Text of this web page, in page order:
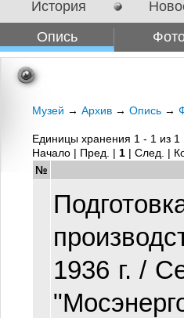
История
Опись
Сотрудничество
Музей → Архив → Опись →
Единицы хранения 1 - 1 из 1
Начало | Пред. | 1 | След. |
№
1936 г. /